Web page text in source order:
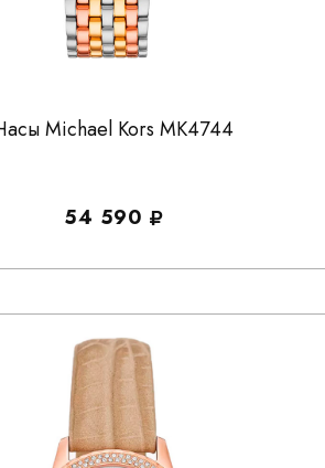
Michael Kors MK4744
54 590